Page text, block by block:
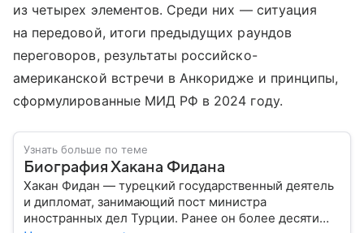
из четырех элементов. Среди них — ситуация
на передовой, итоги предыдущих раундов
переговоров, результаты российско-
американской встречи в Анкоридже и принципы,
сформулированные МИД РФ в 2024 году.
Узнать больше по теме
Биография Хакана Фидана
Хакан Фидан — турецкий государственный деятель
и дипломат, занимающий пост министра
иностранных дел Турции. Ранее он более десяти